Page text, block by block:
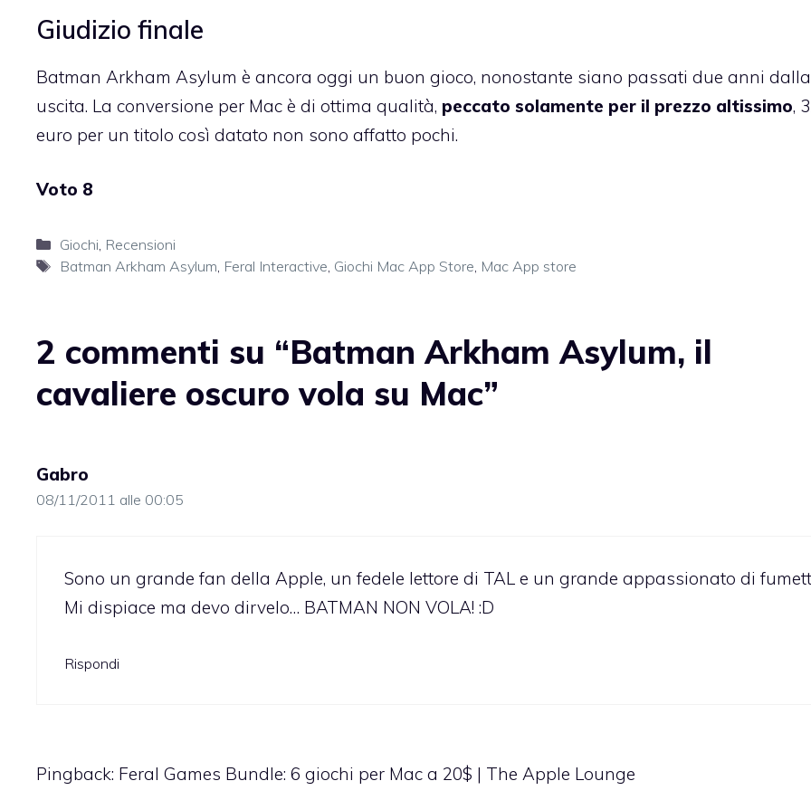
Giudizio finale
Batman Arkham Asylum è ancora oggi un buon gioco, nonostante siano passati due anni
uscita. La conversione per Mac è di ottima qualità, peccato solamente per il prezzo altissimo,
euro per un titolo così datato non sono affatto pochi.
Voto 8
Categorie
Giochi Recensioni
Tag
Batman Arkham Asylum Feral Interactive Giochi Mac App Store Mac App store
2 commenti su “Batman Arkham Asylum, il
cavaliere oscuro vola su Mac”
Gabro
08/11/2011 alle 00:05
Sono un grande fan della Apple, un fedele lettore di TAL e un grande appassionato di
Mi dispiace ma devo dirvelo… BATMAN NON VOLA! :D
Rispondi
Pingback: Feral Games Bundle: 6 giochi per Mac a 20$ | The Apple Lounge